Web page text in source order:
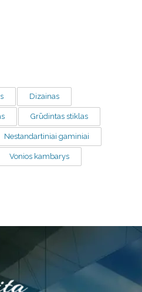
Dizainas
Grūdintas stiklas
Nestandartiniai gaminiai
Vonios kambarys